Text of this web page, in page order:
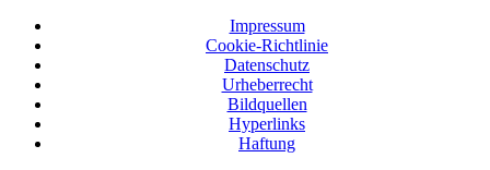
Impressum
Cookie-Richtlinie
Datenschutz
Urheberrecht
Bildquellen
Hyperlinks
Haftung